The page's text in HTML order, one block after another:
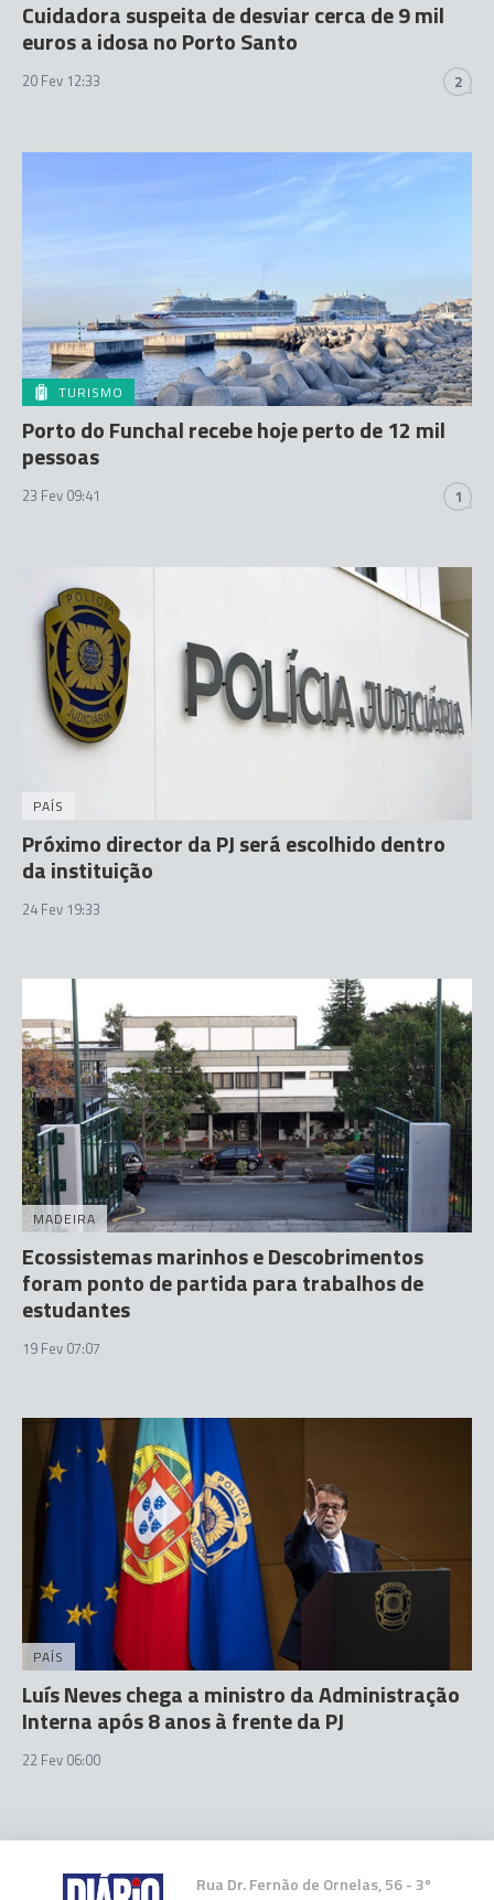
Cuidadora suspeita de desviar cerca de 9 mil
euros a idosa no Porto Santo
20 Fev 12:33 2
TURISMO
Porto do Funchal recebe hoje perto de 12 mil
pessoas
23 Fev 09:41 1
PAÍS
Próximo director da PJ será escolhido dentro
da instituição
24 Fev 19:33
MADEIRA
Ecossistemas marinhos e Descobrimentos
foram ponto de partida para trabalhos de
estudantes
19 Fev 07:07
PAÍS
Luís Neves chega a ministro da Administração
Interna após 8 anos à frente da PJ
22 Fev 06:00
Rua Dr. Fernão de Ornelas, 56 - 3º